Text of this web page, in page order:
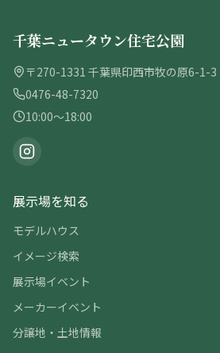
千葉ニュータウン住宅公園
〒270-1331 千葉県印西市牧の原6-1-3
0476-48-7320
10:00〜18:00
展示場を知る
モデルハウス
イメージ検索
展示場イベント
メーカーイベント
分譲地・土地情報